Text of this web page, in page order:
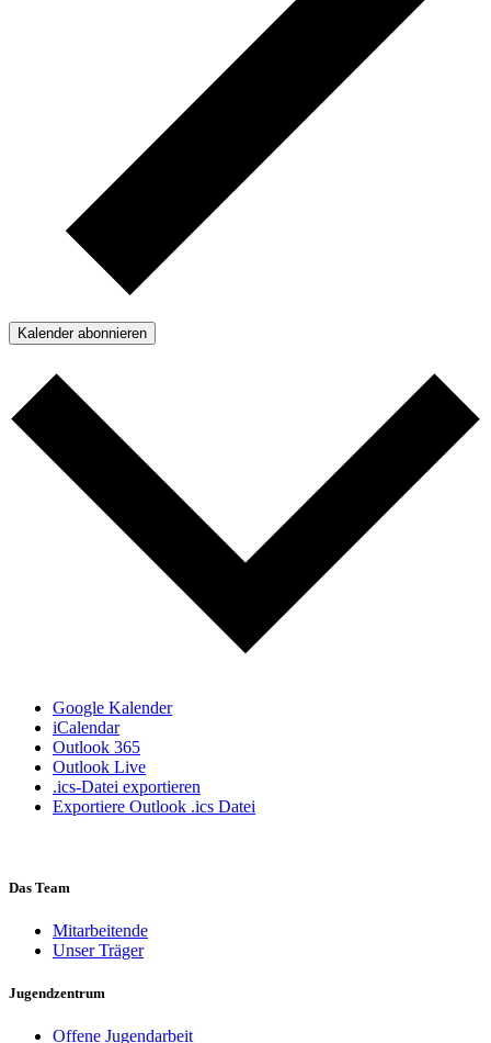
Kalender abonnieren
Google Kalender
iCalendar
Outlook 365
Outlook Live
.ics-Datei exportieren
Exportiere Outlook .ics Datei
Das Team
Mitarbeitende
Unser Träger
Jugendzentrum
Offene Jugendarbeit